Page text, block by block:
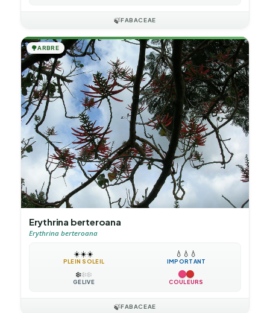
🍃FABACEAE
🌳ARBRE
Erythrina berteroana
Erythrina berteroana
☀️☀️☀️
PLEIN SOLEIL
💧 💧 💧
IMPORTANT
❄️❄️❄️
GÉLIVE COULEURS
🍃FABACEAE